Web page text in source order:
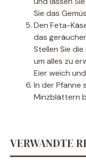
Sie das
Den Feta-
das
Stellen Sie
um alles zu
Eier weich
In der Pfanne
Minzblättern
VERWANDTE